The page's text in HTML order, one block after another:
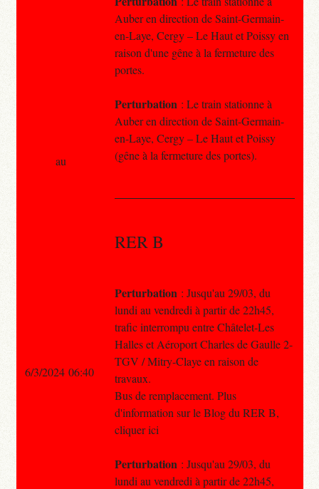
Auber en direction de Saint-Germain-
en-Laye, Cergy – Le Haut et Poissy en
raison d'une gêne à la fermeture des
portes.
Perturbation : Le train stationne à
Auber en direction de Saint-Germain-
en-Laye, Cergy – Le Haut et Poissy
(gêne à la fermeture des portes).
RER B
Perturbation : Jusqu'au 29/03, du
lundi au vendredi à partir de 22h45,
trafic interrompu entre Châtelet-Les
Halles et Aéroport Charles de Gaulle 2-
TGV / Mitry-Claye en raison de
travaux.
Bus de remplacement. Plus
d'information sur le Blog du RER B,
cliquer ici
Perturbation : Jusqu'au 29/03, du
lundi au vendredi à partir de 22h45,
au
6/3/2024 06:40